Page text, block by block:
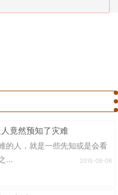
竟然预知了灾难
的人，就是一些先知或是会看
...
2015-08-06